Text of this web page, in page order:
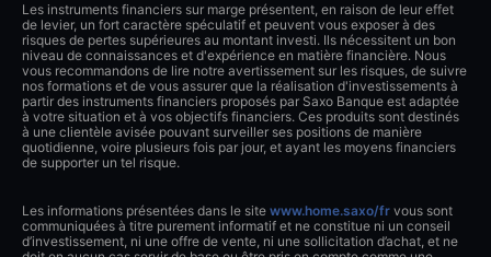
Les instruments financiers sur marge présentent, en raison de leur effet
de levier, un fort caractère spéculatif et peuvent vous exposer à des
risques de pertes supérieures au montant investi. Ils nécessitent un bon
niveau de connaissances et d'expérience en matière financière. Nous
vous recommandons de lire notre avertissement sur les risques, de suivre
nos formations et de vous assurer que la réalisation d'investissements à
partir des instruments financiers proposés par Saxo Banque est adaptée
à votre situation et à vos objectifs financiers. Ces produits sont destinés
à une clientèle avisée pouvant surveiller ses positions de manière
quotidienne, voire plusieurs fois par jour, et ayant les moyens financiers
de supporter un tel risque.
Les informations présentées dans le site www.home.saxo/fr vous sont
communiquées à titre purement informatif et ne constitue ni un conseil
d’investissement, ni une offre de vente, ni une sollicitation d’achat, et ne